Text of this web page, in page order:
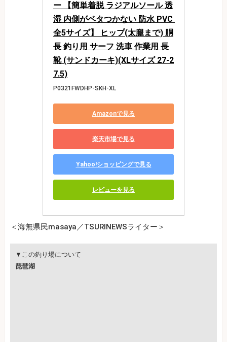
ー 【簡単着脱 ラジアルソール 透
湿 内側がベタつかない 防水 PVC
全5サイズ】 ヒップ(太腿まで) 胴
長 釣り用 サーフ 洗車 作業用 長
靴 (サンドカーキ)(XLサイズ 27-2
7.5)
P0321FWDHP-SKH-XL
Amazonで見る
楽天市場で見る
Yahoo!ショッピングで見る
レビューを見る
＜海無県民masaya／TSURINEWSライター＞
▼この釣り場について
琵琶湖